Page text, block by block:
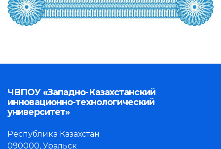
ЧВПОУ «Западно-Казахстанский
инновационно-технологический
университет»
Республика Казахстан
090000, Уральск